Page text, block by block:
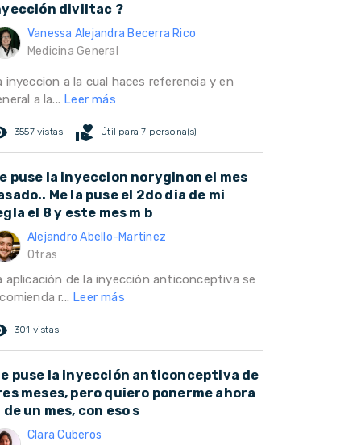
diviltac ?
Vanessa Alejandra Becerra Rico
Medicina General
inyeccion a la cual haces referencia y en
a la... Leer más
3557 vistas volunteer_activism Útil para 7 persona(s)
puse la inyeccion noryginon el mes
Me la puse el 2do dia de mi
el 8 y este mes m b
Alejandro Abello-Martinez
Otras
aplicación de la inyección anticonceptiva se
r... Leer más
301 vistas
puse la inyección anticonceptiva de
meses, pero quiero ponerme ahora
de un mes, con eso s
Clara Cuberos